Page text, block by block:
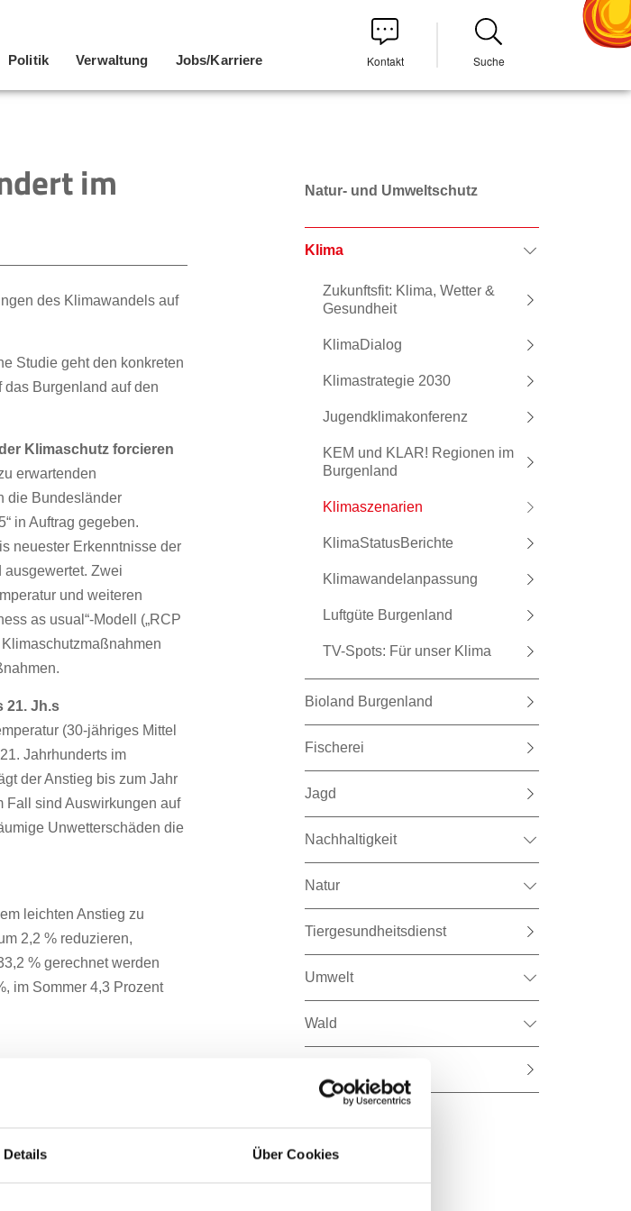
Details Über Cookies
Politik Verwaltung Jobs/Karriere Kontakt Suche
im
des Klimawandels auf
Studie geht den konkreten
Burgenland auf den
Klimaschutz forcieren
erwartenden
die Bundesländer
in Auftrag gegeben.
neuester Erkenntnisse der
ausgewertet. Zwei
und weiteren
as usual“-Modell („RCP
21. Jh.s
(30-jähriges Mittel
Jahrhunderts im
der Anstieg bis zum Jahr
Fall sind Auswirkungen auf
Unwetterschäden die
leichten Anstieg zu
2,2 % reduzieren,
% gerechnet werden
im Sommer 4,3 Prozent
bzw. 25 Grad) bevor –
unterhalb 1.000 m
wird es bis zum
bis zu 32,3
30-jährigen Mittel aktuell
Natur- und Umweltschutz
Klima
Zukunftsfit: Klima, Wetter &
Gesundheit
KlimaDialog
Klimastrategie 2030
Jugendklimakonferenz
KEM und KLAR! Regionen im
Burgenland
Klimaszenarien
KlimaStatusBerichte
Klimawandelanpassung
Luftgüte Burgenland
TV-Spots: Für unser Klima
Bioland Burgenland
Fischerei
Jagd
Nachhaltigkeit
Natur
Tiergesundheitsdienst
Umwelt
Wald